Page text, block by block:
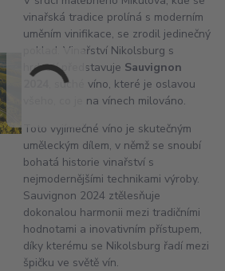
vinařská tradice prolíná s moderním
uměním vinifikace, se zrodil jedinečný
poklad. Vinařství Nikolsburg s
hrdostí představuje Sauvignon
, suché víno, které je oslavou
všeho, co je na vínech milováno.
Toto vyjímečné víno je skutečným
uměleckým dílem, v němž se snoubí
bohatá historie vinařství s
nejmodernějšími technikami výroby.
Sauvignon 2024 ztělesňuje
dokonalou harmonii mezi tradičními
hodnotami a inovativním přístupem,
díky kterému se Nikolsburg řadí mezi
špičku ve světě vín.